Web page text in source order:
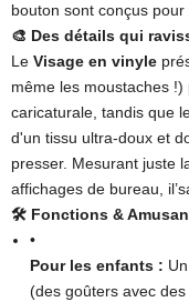
bouton sont conçus
🎨 Des détails qui
Le ​ Visage en vinyle
même les moustaches
caricaturale, tandis que
d'un tissu ultra-doux et
presser. Mesurant juste
affichages de bureau,
​🛠️ Fonctions &
•
Pour les enfants :
(des goûters avec